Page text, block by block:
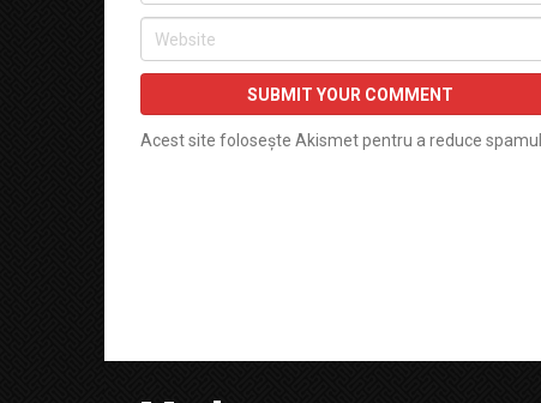
Acest site folosește Akismet pentru a reduce spamul.